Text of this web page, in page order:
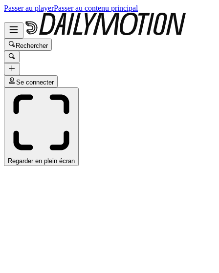
Passer au playerPasser au contenu principal
Rechercher
Se connecter
Regarder en plein écran